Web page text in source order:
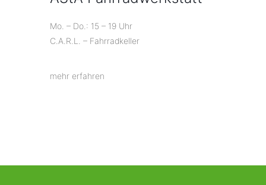
Mo. – Do.: 15 – 19 Uhr
C.A.R.L. – Fahrradkeller
mehr erfahren